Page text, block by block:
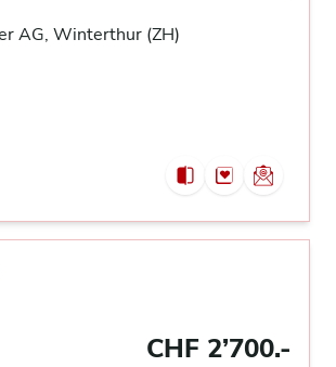
AG, Winterthur (ZH)
CHF 2’700.-